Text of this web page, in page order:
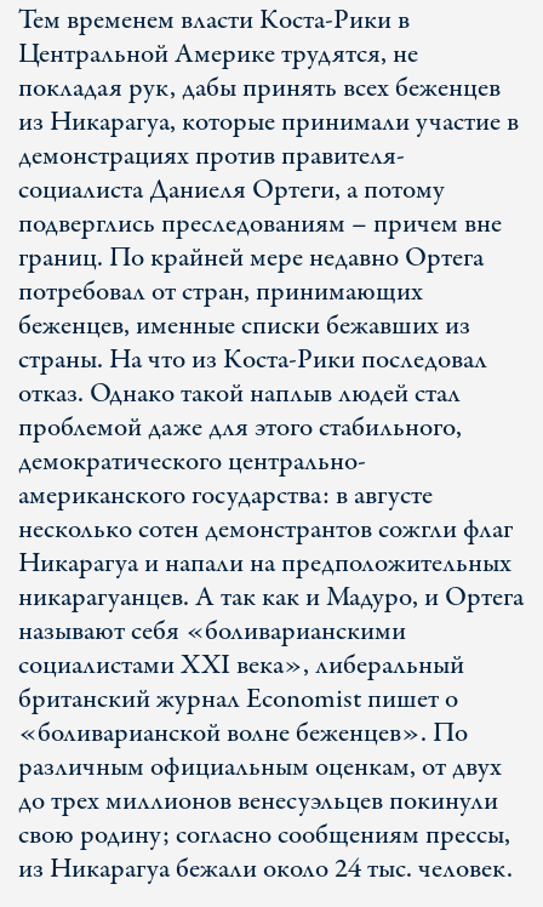
Тем временем власти Коста-Рики в
Центральной Америке трудятся, не
покладая рук, дабы принять всех беженцев
из Никарагуа, которые принимали участие в
демонстрациях против правителя-
социалиста Даниеля Ортеги, а потому
подверглись преследованиям – причем вне
границ. По крайней мере недавно Ортега
потребовал от стран, принимающих
беженцев, именные списки бежавших из
страны. На что из Коста-Рики последовал
отказ. Однако такой наплыв людей стал
проблемой даже для этого стабильного,
демократического центрально-
американского государства: в августе
несколько сотен демонстрантов сожгли флаг
Никарагуа и напали на предположительных
никарагуанцев. А так как и Мадуро, и Ортега
называют себя «боливарианскими
социалистами ХХI века», либеральный
британский журнал Economist пишет о
«боливарианской волне беженцев». По
различным официальным оценкам, от двух
до трех миллионов венесуэльцев покинули
свою родину; согласно сообщениям прессы,
из Никарагуа бежали около 24 тыс. человек.